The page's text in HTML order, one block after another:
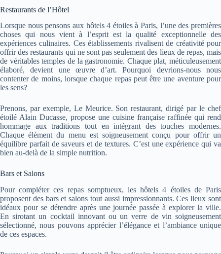
Restaurants de l’Hôtel
Lorsque nous pensons aux hôtels 4 étoiles à Paris, l’une des premières
choses qui nous vient à l’esprit est la qualité exceptionnelle des
expériences culinaires. Ces établissements rivalisent de créativité pour
offrir des restaurants qui ne sont pas seulement des lieux de repas, mais
de véritables temples de la gastronomie. Chaque plat, méticuleusement
élaboré, devient une œuvre d’art. Pourquoi devrions-nous nous
contenter de moins, lorsque chaque repas peut être une aventure pour
les sens?
Prenons, par exemple, Le Meurice. Son restaurant, dirigé par le chef
étoilé Alain Ducasse, propose une cuisine française raffinée qui rend
hommage aux traditions tout en intégrant des touches modernes.
Chaque élément du menu est soigneusement conçu pour offrir un
équilibre parfait de saveurs et de textures. C’est une expérience qui va
bien au-delà de la simple nutrition.
Bars et Salons
Pour compléter ces repas somptueux, les hôtels 4 étoiles de Paris
proposent des bars et salons tout aussi impressionnants. Ces lieux sont
idéaux pour se détendre après une journée passée à explorer la ville.
En sirotant un cocktail innovant ou un verre de vin soigneusement
sélectionné, nous pouvons apprécier l’élégance et l’ambiance unique
de ces espaces.